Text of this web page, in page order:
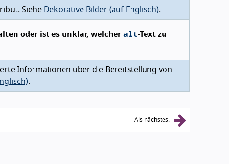
Siehe Dekorative Bilder (auf Englisch).
oder ist es unklar, welcher alt-Text zu
Informationen über die Bereitstellung von
.
Als nächstes: